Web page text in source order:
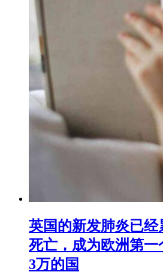
英国的新发肺炎已经
死亡，成为欧洲第
3万的国